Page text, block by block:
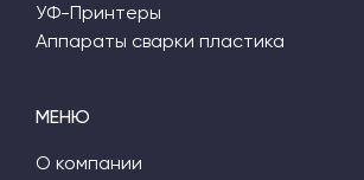
МЕНЮ
О компании
УФ-Принтеры
Аппараты сварки пластика